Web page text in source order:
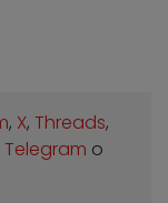
, X, Threads,
Telegram o